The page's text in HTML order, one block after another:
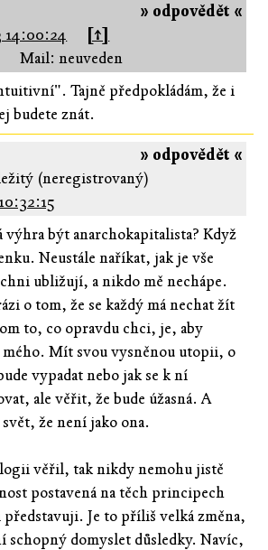
» odpovědět «
14:00:24
[↑]
Mail: neuveden
Tajně předpokládám, že i
budete znát.
» odpovědět «
(neregistrovaný)
výhra být anarchokapitalista? Když
Neustále naříkat, jak je vše
ubližují, a nikdo mě nechápe.
o tom, že se každý má nechat žít
to, co opravdu chci, je, aby
Mít svou vysněnou utopii, o
vypadat nebo jak se k ní
ale věřit, že bude úžasná. A
že není jako ona.
věřil, tak nikdy nemohu jistě
postavená na těch principech
představuji. Je to příliš velká změna,
schopný domyslet důsledky. Navíc,